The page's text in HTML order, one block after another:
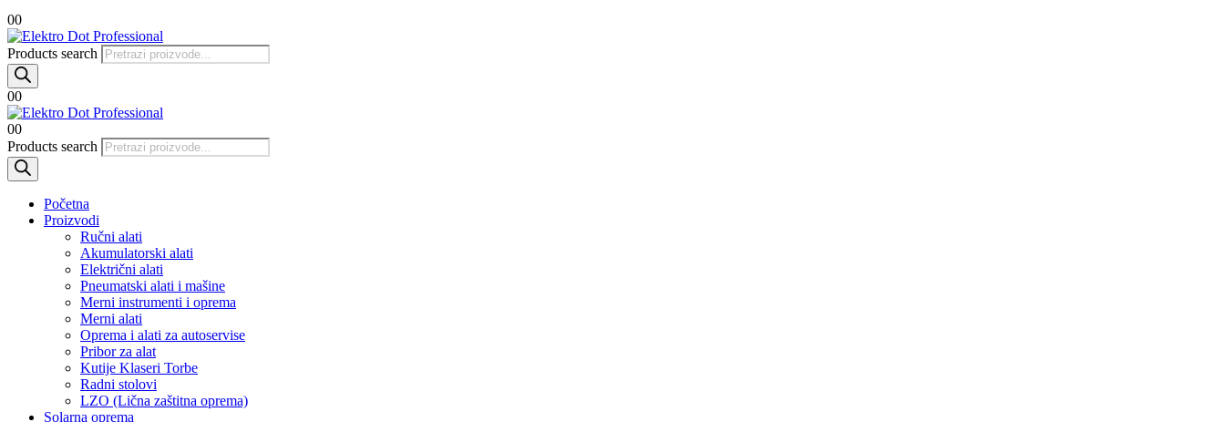
00
Products search
00
00
Products search
Početna
Proizvodi
Ručni alati
Akumulatorski alati
Električni alati
Pneumatski alati i mašine
Merni instrumenti i oprema
Merni alati
Oprema i alati za autoservise
Pribor za alat
Kutije Klaseri Torbe
Radni stolovi
LZO (Lična zaštitna oprema)
Solarna oprema